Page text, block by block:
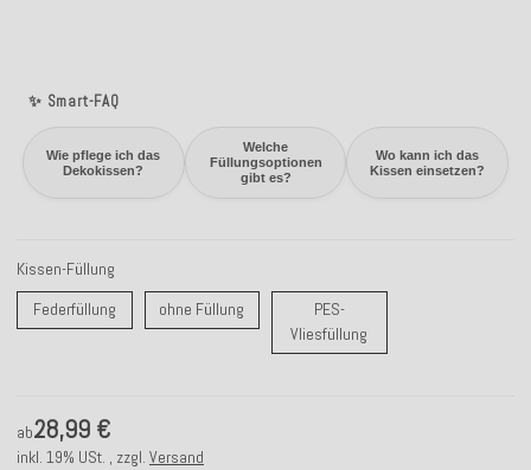
✨ Smart-FAQ
Wie pflege ich das
Dekokissen?
Welche
Füllungsoptionen
gibt es?
Wo kann ich das
Kissen einsetzen?
Kissen-Füllung
FederfüllungFederfüllungohne Füllung ohne FüllungPES-
Vliesfüllung
ab28,99 €
inkl. 19% USt. , zzgl. Versand